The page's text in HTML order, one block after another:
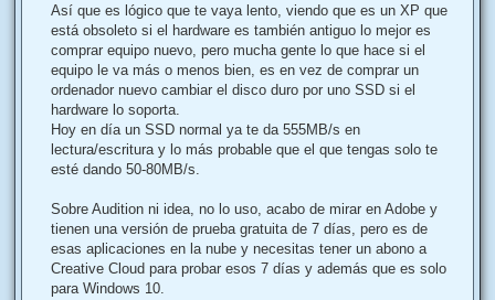
Así que es lógico que te vaya lento, viendo que es un XP que
está obsoleto si el hardware es también antiguo lo mejor es
comprar equipo nuevo, pero mucha gente lo que hace si el
equipo le va más o menos bien, es en vez de comprar un
ordenador nuevo cambiar el disco duro por uno SSD si el
hardware lo soporta.
Hoy en día un SSD normal ya te da 555MB/s en
lectura/escritura y lo más probable que el que tengas solo te
esté dando 50-80MB/s.
Sobre Audition ni idea, no lo uso, acabo de mirar en Adobe y
tienen una versión de prueba gratuita de 7 días, pero es de
esas aplicaciones en la nube y necesitas tener un abono a
Creative Cloud para probar esos 7 días y además que es solo
para Windows 10.